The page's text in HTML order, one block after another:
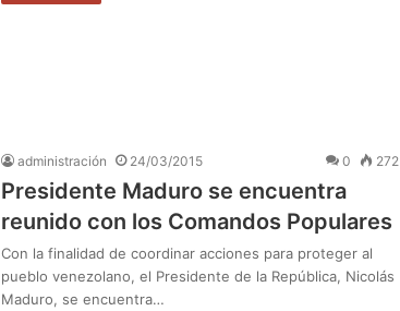
administración 24/03/2015 0 272
Presidente Maduro se encuentra
reunido con los Comandos Populares
Con la finalidad de coordinar acciones para proteger al
pueblo venezolano, el Presidente de la República, Nicolás
Maduro, se encuentra…